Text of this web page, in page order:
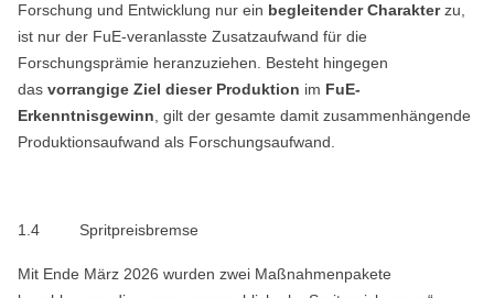
Forschung und Entwicklung nur ein begleitender Charakterzu,
ist nur der FuE-veranlasste Zusatzaufwand für die
Forschungsprämie heranzuziehen. Besteht hingegen
das vorrangige Ziel dieser Produktion im FuE-
Erkenntnisgewinn, gilt der gesamte damit zusammenhängende
Produktionsaufwand als Forschungsaufwand.
1.4 Spritpreisbremse
Mit Ende März 2026 wurden zwei Maßnahmenpakete